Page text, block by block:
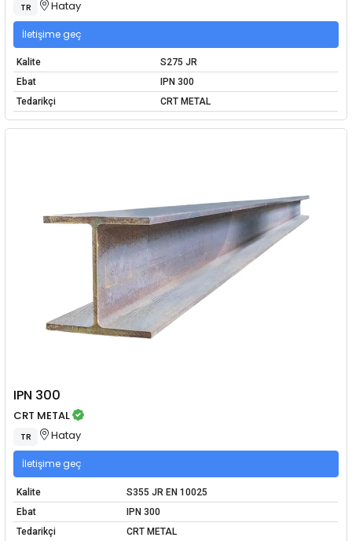
TR Hatay
İletişime geç
Kalite
S275 JR
Ebat
IPN 300
Tedarikçi
CRT METAL
IPN 300
CRT METAL
TR Hatay
İletişime geç
Kalite
S355 JR EN 10025
Ebat
IPN 300
Tedarikçi
CRT METAL